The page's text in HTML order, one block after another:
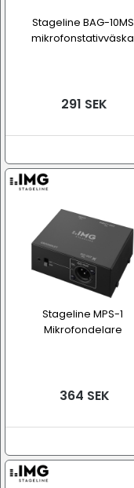
Stageline BAG-10MS
mikrofonstativväska
291 SEK
Stageline MPS-1
Mikrofondelare
364 SEK